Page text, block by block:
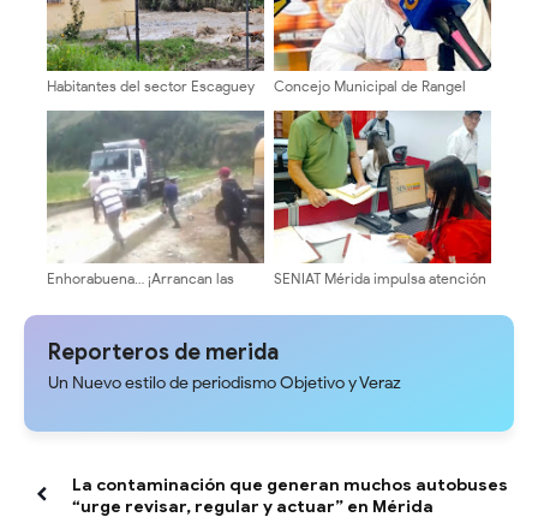
Habitantes del sector Escaguey
prácticamente sin nada»
Concejo Municipal de Rangel
Instituto Agrícola y Pecuario
Municipal
Enhorabuena… ¡Arrancan las
vía en el sector Aracay en
SENIAT Mérida impulsa atención
contribuyente
Reporteros de merida
Un Nuevo estilo de periodismo Objetivo y Veraz
La contaminación que generan muchos autobuses
“urge revisar, regular y actuar” en Mérida